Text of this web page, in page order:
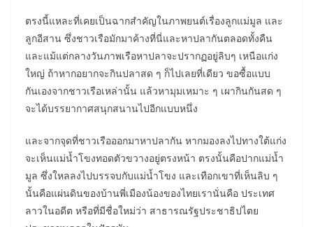
ตรงนี้แหละที่เคยเป็นฉากสำคัญในภาพยนต์เรื่องลูกแม่มูล และ
ลูกอีสาน ซึ่งชาวเรือมักมาค้างที่นี่และหาปลากันตลอดทั้งคืน
และแม้แต่กลางวันภาพเรือหาปลาจะปรากฏอยู่ลิบๆ เหนือแก่ง
ใหญ่ ถ้าหากอยากจะกินปลาสด ๆ ก็ไปเลยที่เดียว ขอซื้อแบบ
กันเองจากชาวเรือเหล่านั้น แล้วหามุมเหมาะ ๆ เผากินกันสด ๆ
จะได้บรรยากาศสนุกสนานไปอีกแบบหนึ่ง
และจากจุดที่ชาวเรือออกมาหาปลากัน หากมองลงไปทางใต้แก่ง
จะเห็นแม่น้ำโขงทอดตัวขวางอยู่ตรงหน้า ตรงนั้นคือปากแม่น้ำ
มูล ซึ่งใหลลงไปบรรจบกับแม่น้ำโขง และเทือกเขาที่เห็นลิบ ๆ
นั้นคือแผ่นดินของบ้านพี่เมืองน้องของไทยเรานั่นคือ ประเทศ
ลาวในอดีต หรือที่มีชื่อใหม่ว่า สาธารณรัฐประชาธิปไตย